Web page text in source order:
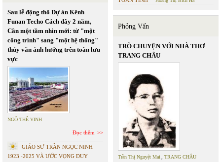
Sau lễ động thổ Dự án Kênh
Funan Techo Cách đây 2 năm,
Cần một tầm nhìn mới: từ "một
công trình" sang "một hệ thống"
thủy văn ảnh hưởng trên toàn lưu
vực
NGÔ THẾ VINH
Đọc thêm
GIÁO SƯ TRẦN NGỌC NINH
1923 -2025 VÀ ƯỚC VỌNG DUY
Phỏng Vấn
TRÒ CHUYỆN VỚI NHÀ THƠ
TRANG CHÂU
Trần Thị Nguyệt Mai TRANG CHÂU